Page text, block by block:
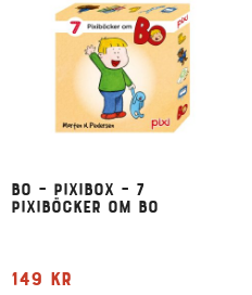
Bo – Pixibox – 7
pixiböcker om Bo
149 kr